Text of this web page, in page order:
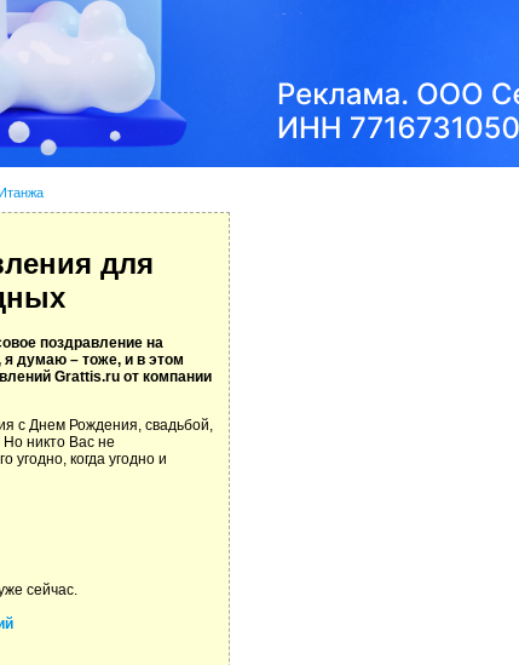
для
поздравление на
думаю – тоже, и в этом
Grattis.ru от компании
с Днем Рождения, свадьбой,
никто Вас не
угодно, когда угодно и
сейчас.